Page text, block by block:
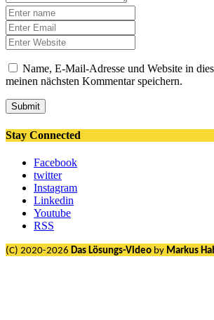
Name, E-Mail-Adresse und Website in
meinen nächsten Kommentar speichern.
Submit
Stay Connected
Facebook
twitter
Instagram
Linkedin
Youtube
RSS
(C) 2020-2026 Das Lösungs-Video by Markus